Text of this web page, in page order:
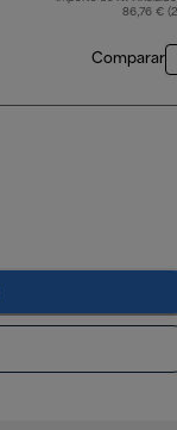
86,76 €
Comparar